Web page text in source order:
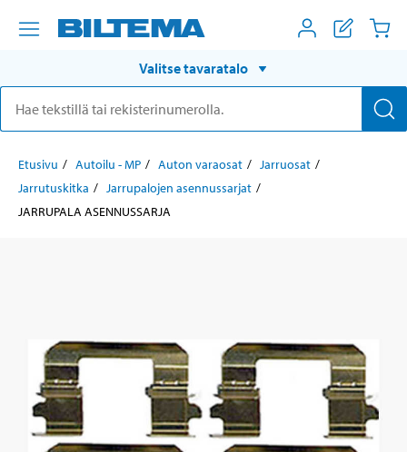
Valitse tavaratalo
Etusivu Autoilu - MP Auton varaosat
Jarruosat
Jarrutuskitka
Jarrupalojen asennussarjat
JARRUPALA ASENNUSSARJA